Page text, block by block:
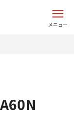
メニュー